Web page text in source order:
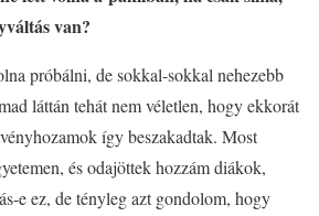
van?
próbálni, de sokkal-sokkal nehezebb
láttán tehát nem véletlen, hogy ekkorát
így beszakadtak. Most
és odajöttek hozzám diákok,
e ez, de tényleg azt gondolom, hogy